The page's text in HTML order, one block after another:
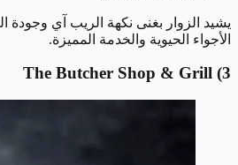
يشيد الزوار بغنى نكهة الريب آي وجودة
الأجواء الحيوية والخدمة المميزة.
3)
The Butcher Shop & Grill